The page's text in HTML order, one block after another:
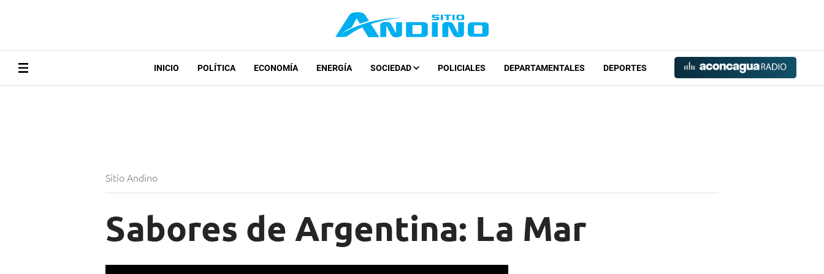
INICIO POLÍTICA ECONOMÍA ENERGÍA SOCIEDAD POLICIALES DEPARTAMENTALES DEPORTES
Sitio Andino
Sabores de Argentina: La Mar